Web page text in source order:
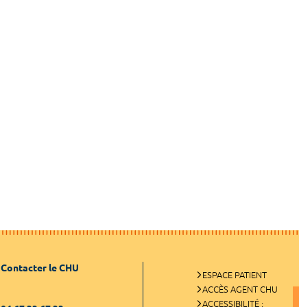
Contacter le CHU
ESPACE PATIENT
ACCÈS AGENT CHU
ACCESSIBILITÉ :